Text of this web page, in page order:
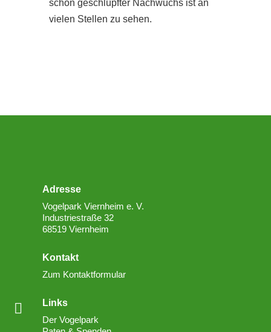
schon geschlüpfter Nachwuchs ist an
vielen Stellen zu sehen.
Adresse
Vogelpark Viernheim e. V.
Industriestraße 32
68519 Viernheim
Kontakt
Zum Kontaktformular

Links
Der Vogelpark